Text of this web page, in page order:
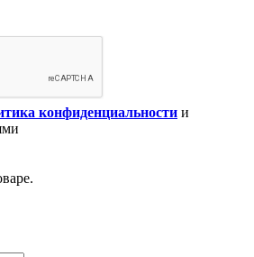
конфиденциальности и